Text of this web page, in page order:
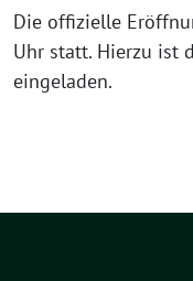
Die offizielle
Uhr statt. Hierzu ist
eingeladen.